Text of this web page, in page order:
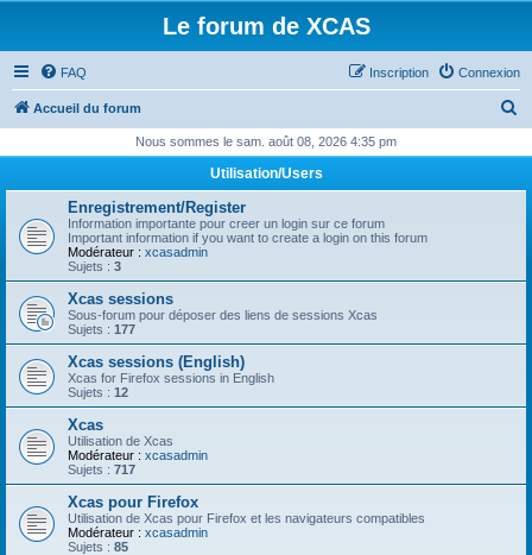
Le forum de XCAS
FAQ Connexion
Inscription
Accueil du forum
h
c
Nous sommes le sam. août 08, 2026 4:35 pm
Utilisation/Users
Enregistrement/Register
Information importante pour creer un login sur ce forum
Important information if you want to create a login on this forum
Modérateur : xcasadmin
Sujets : 3
Xcas sessions
Sous-forum pour déposer des liens de sessions Xcas
Sujets : 177
Xcas sessions (English)
Xcas for Firefox sessions in English
Sujets : 12
Xcas
Utilisation de Xcas
Modérateur : xcasadmin
Sujets : 717
Xcas pour Firefox
Utilisation de Xcas pour Firefox et les navigateurs compatibles
Modérateur : xcasadmin
Sujets : 85